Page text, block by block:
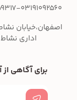
03191092560
اصفهان،خیابان
اداری نشاط
برای آگاهی